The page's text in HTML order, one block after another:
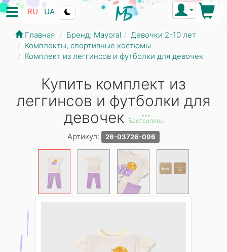
RU UA
Главная Бренд: Mayoral
Девочки 2-10 лет
Комплекты, спортивные костюмы
Комплект из леггинсов и футболки для девочек
Купить комплект из
леггинсов и футболки для
девочек
***
Бестселлер
Артикул: 26-03726-096